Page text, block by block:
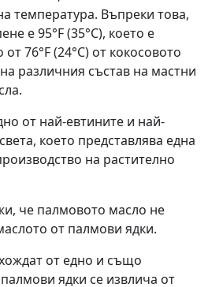
температура. Въпреки това,
е 95°F (35°C), което е
76°F (24°C) от кокосовото
различния състав на мастни
от най-евтините и най-
което представлява една
на растително
че палмовото масло не
от палмови ядки.
от едно и също
ядки се извлича от